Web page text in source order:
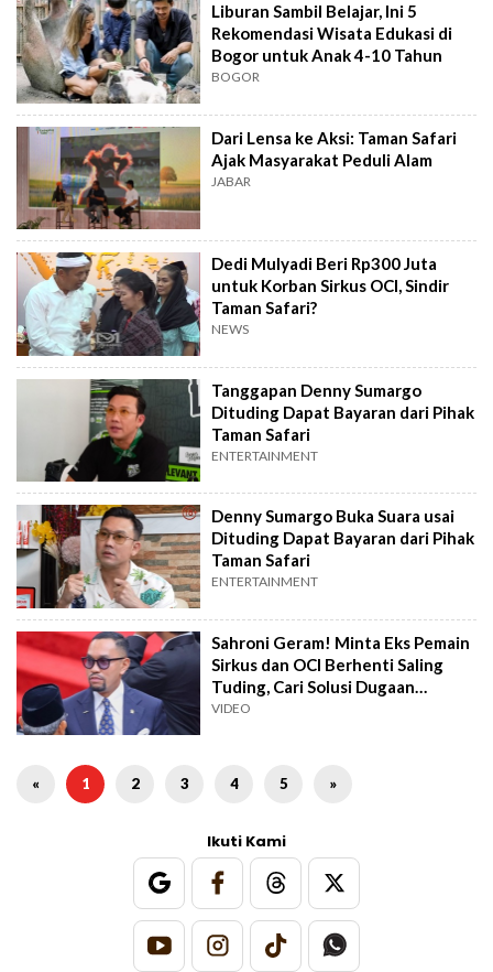
Liburan Sambil Belajar, Ini 5
Rekomendasi Wisata Edukasi di
Bogor untuk Anak 4-10 Tahun
BOGOR
Dari Lensa ke Aksi: Taman Safari
Ajak Masyarakat Peduli Alam
JABAR
Dedi Mulyadi Beri Rp300 Juta
untuk Korban Sirkus OCI, Sindir
Taman Safari?
NEWS
Tanggapan Denny Sumargo
Dituding Dapat Bayaran dari Pihak
Taman Safari
ENTERTAINMENT
Denny Sumargo Buka Suara usai
Dituding Dapat Bayaran dari Pihak
Taman Safari
ENTERTAINMENT
Sahroni Geram! Minta Eks Pemain
Sirkus dan OCI Berhenti Saling
Tuding, Cari Solusi Dugaan
Kekerasan Satwa
VIDEO
« 1 2 3 4 5 »
Ikuti Kami